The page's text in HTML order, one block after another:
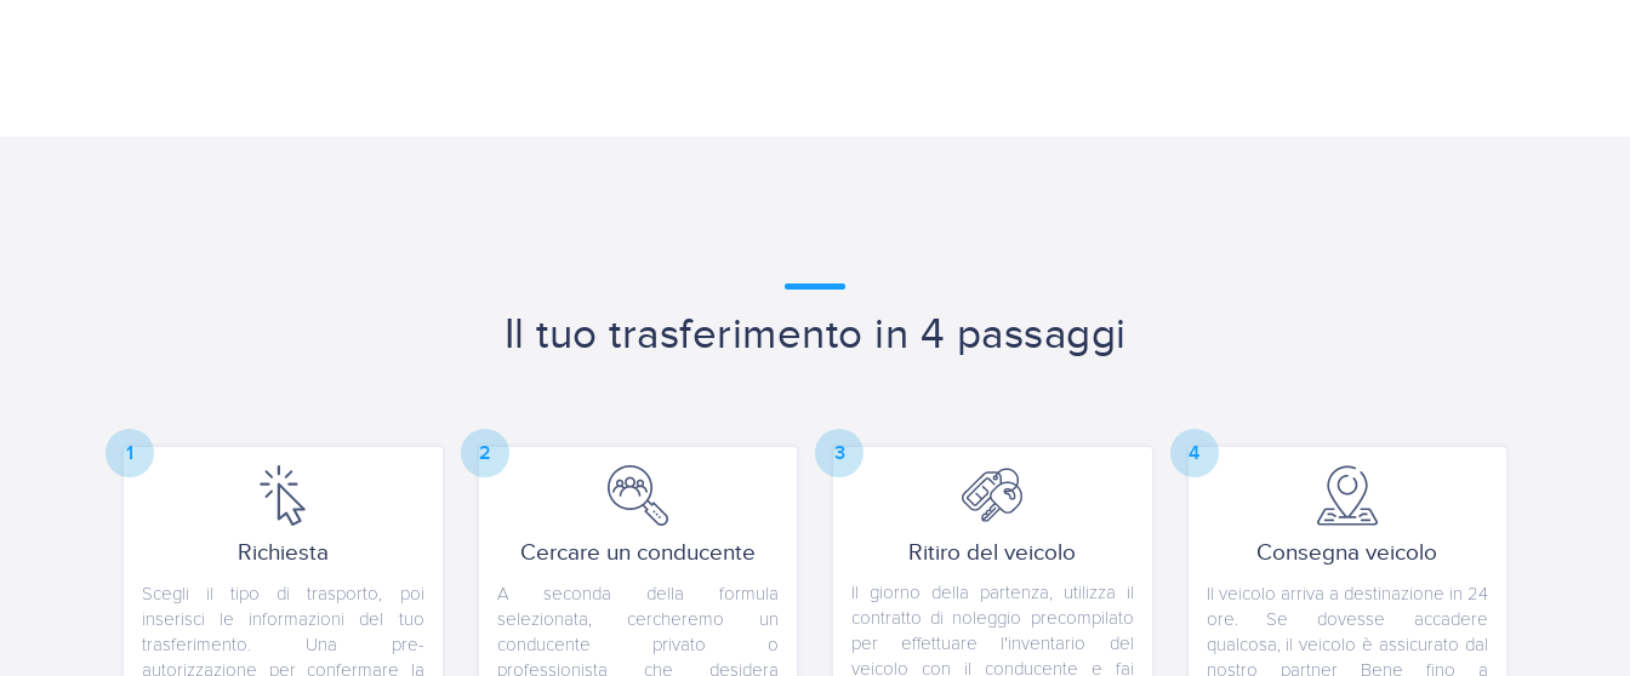
Il tuo trasferimento in 4 passaggi
1
Richiesta
Scegli il tipo di trasporto, poi
inserisci le informazioni del tuo
trasferimento. Una pre-
autorizzazione per confermare la
2
Cercare un conducente
A seconda della formula
selezionata, cercheremo un
conducente privato o
professionista che desidera
3
Ritiro del veicolo
Il giorno della partenza, utilizza il
contratto di noleggio precompilato
per effettuare l'inventario del
veicolo con il conducente e fai
4
Consegna veicolo
Il veicolo arriva a destinazione in 24
ore. Se dovesse accadere
qualcosa, il veicolo è assicurato dal
nostro partner Bene fino a